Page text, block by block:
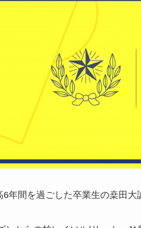
6年間を過ごした卒業生の桒田大